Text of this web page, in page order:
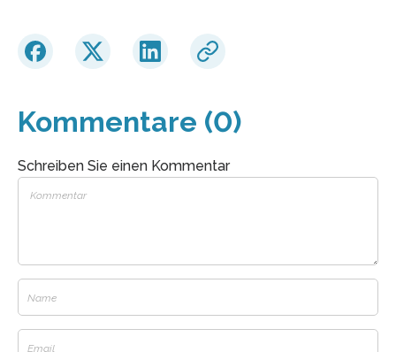
Kommentare (0)
Schreiben Sie einen Kommentar